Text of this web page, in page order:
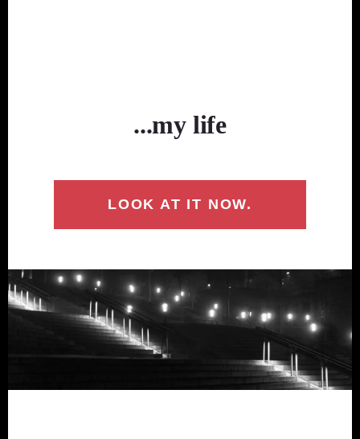
...my life
LOOK AT IT NOW.